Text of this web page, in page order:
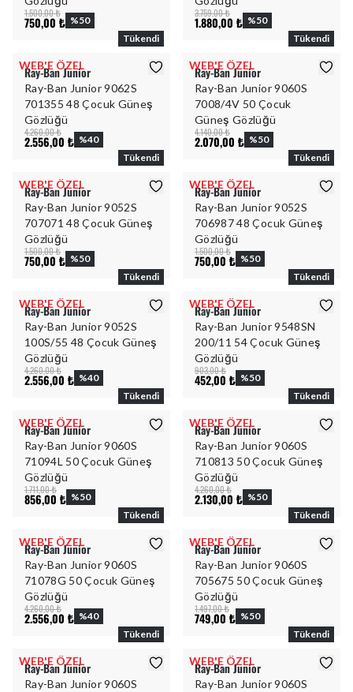
1.500,00 ₺
750,00 ₺ %50
3.759,00 ₺
1.880,00 ₺ %50
WEB'E ÖZEL
Tükendi
Ray-Ban Junior
Ray-Ban Junior 9062S
701355 48 Çocuk Güneş
Gözlüğü
4.260,00 ₺
2.556,00 ₺ %40
WEB'E ÖZEL
Tükendi
Ray-Ban Junior
Ray-Ban Junior 9060S
7008/4V 50 Çocuk
Güneş Gözlüğü
4.140,00 ₺
2.070,00 ₺ %50
WEB'E ÖZEL
Tükendi
Ray-Ban Junior
Ray-Ban Junior 9052S
707071 48 Çocuk Güneş
Gözlüğü
1.500,00 ₺
750,00 ₺ %50
WEB'E ÖZEL
Tükendi
Ray-Ban Junior
Ray-Ban Junior 9052S
706987 48 Çocuk Güneş
Gözlüğü
1.500,00 ₺
750,00 ₺ %50
WEB'E ÖZEL
Tükendi
Ray-Ban Junior
Ray-Ban Junior 9052S
100S/55 48 Çocuk Güneş
Gözlüğü
4.260,00 ₺
2.556,00 ₺ %40
WEB'E ÖZEL
Tükendi
Ray-Ban Junior
Ray-Ban Junior 9548SN
200/11 54 Çocuk Güneş
Gözlüğü
903,00 ₺
452,00 ₺ %50
WEB'E ÖZEL
Tükendi
Ray-Ban Junior
Ray-Ban Junior 9060S
71094L 50 Çocuk Güneş
Gözlüğü
1.711,00 ₺
856,00 ₺ %50
WEB'E ÖZEL
Tükendi
Ray-Ban Junior
Ray-Ban Junior 9060S
710813 50 Çocuk Güneş
Gözlüğü
4.260,00 ₺
2.130,00 ₺ %50
WEB'E ÖZEL
Tükendi
Ray-Ban Junior
Ray-Ban Junior 9060S
71078G 50 Çocuk Güneş
Gözlüğü
4.260,00 ₺
2.556,00 ₺ %40
WEB'E ÖZEL
Tükendi
Ray-Ban Junior
Ray-Ban Junior 9060S
705675 50 Çocuk Güneş
Gözlüğü
1.497,00 ₺
749,00 ₺ %50
WEB'E ÖZEL
Tükendi
Ray-Ban Junior
Ray-Ban Junior 9060S
WEB'E ÖZEL
Tükendi
Ray-Ban Junior
Ray-Ban Junior 9060S